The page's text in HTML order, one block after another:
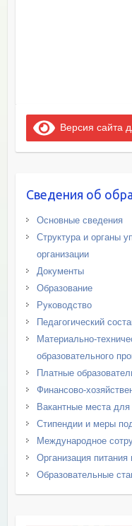
Версия сайта
Сведения об
Основные сведения
Структура и органы
организации
Документы
Образование
Руководство
Педагогический
Материально-
образовательного
Платные
Финансово-
Вакантные места
Стипендии и меры
Международное
Организация питания
Образовательные